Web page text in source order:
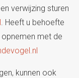
verwijzing sturen
. Heeft u behoefte
met de
kunnen ook